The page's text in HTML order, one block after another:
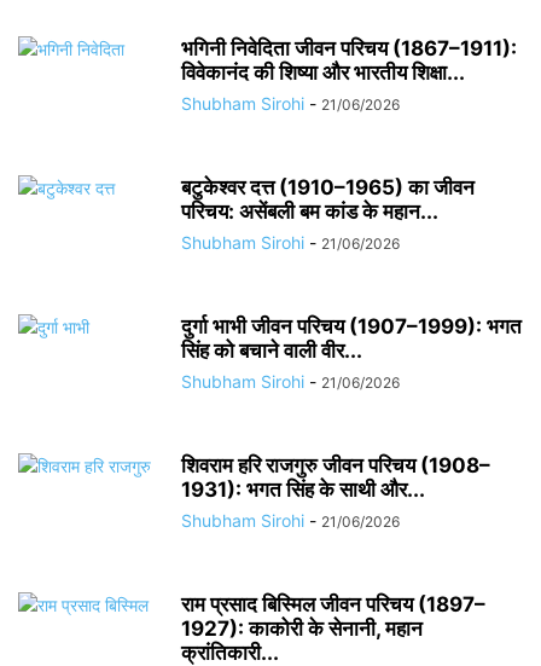
भगिनी निवेदिता जीवन परिचय (1867–1911):
विवेकानंद की शिष्या और भारतीय शिक्षा...
Shubham Sirohi - 21/06/2026
बटुकेश्वर दत्त (1910–1965) का जीवन
परिचय: असेंबली बम कांड के महान...
Shubham Sirohi - 21/06/2026
दुर्गा भाभी जीवन परिचय (1907–1999): भगत
सिंह को बचाने वाली वीर...
Shubham Sirohi - 21/06/2026
शिवराम हरि राजगुरु जीवन परिचय (1908–
1931): भगत सिंह के साथी और...
Shubham Sirohi - 21/06/2026
राम प्रसाद बिस्मिल जीवन परिचय (1897–
1927): काकोरी के सेनानी, महान
क्रांतिकारी...